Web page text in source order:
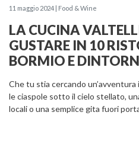
11 maggio 2024 | Food & Wine
LA CUCINA
GUSTARE IN 10
BORMIO E
Che tu stia cercando un’avventura
le ciaspole sotto il cielo stellato,
locali o una semplice gita fuori